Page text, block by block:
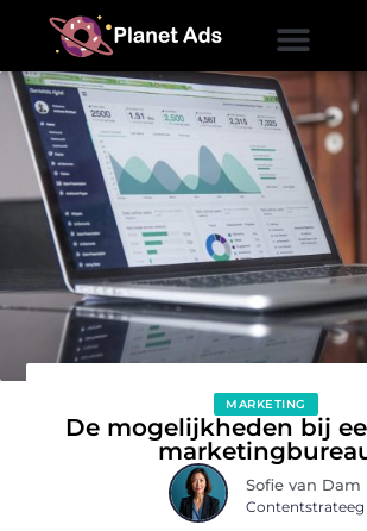
MARKETING
De mogelijkheden bij
Sofie van Dam
Contentstrateeg